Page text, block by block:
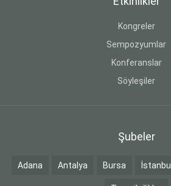
Kongreler
Sempozyumlar
Konferanslar
Söyleşiler
Şubeler
Adana Antalya Bursa İstanbul